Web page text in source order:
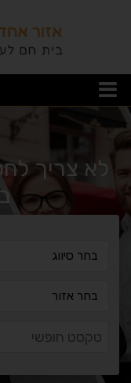
תוצאות
לא צריך
בחר סיווג
בחר אזור